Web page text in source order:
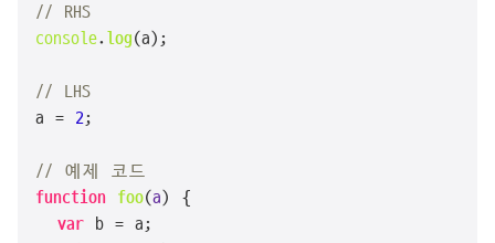
// RHS
console. log(a);
// LHS
a = 2;
// 예제 코드
function
foo(a) {
var b = a;